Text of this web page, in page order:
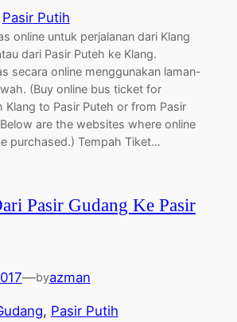
Pasir Putih
online untuk perjalanan dari Klang
dari Pasir Puteh ke Klang.
secara online menggunakan laman-
(Buy online bus ticket for
Klang to Pasir Puteh or from Pasir
are the websites where online
purchased.) Tempah Tiket…
Pasir Gudang Ke Pasir
—byazman
, Pasir Putih